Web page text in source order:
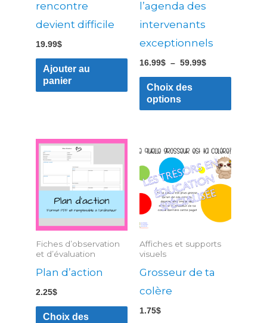
rencontre
devient difficile
19.99$
Ajouter au
panier
l’agenda des
intervenants
exceptionnels
16.99$ – 59.99$
Choix des
options
du
Fiches d’observation
et d’évaluation
Plan d’action
2.25$
Choix des
produit
plusieurs
variations.
Les
options
peuvent
Affiches et supports
visuels
Grosseur de ta
colère
1.75$